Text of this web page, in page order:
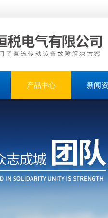
产品中心 新闻